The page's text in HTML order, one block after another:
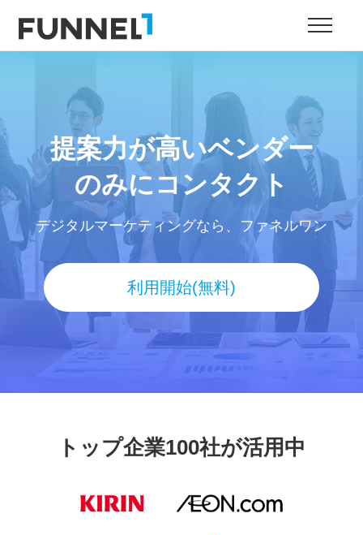
提案力が高いベンダー
のみにコンタクト
デジタルマーケティングなら、ファネルワン
利用開始(無料)
トップ企業100社が活用中